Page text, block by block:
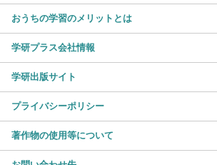
おうちの学習のメリットとは
学研プラス会社情報
学研出版サイト
プライバシーポリシー
著作物の使用等について